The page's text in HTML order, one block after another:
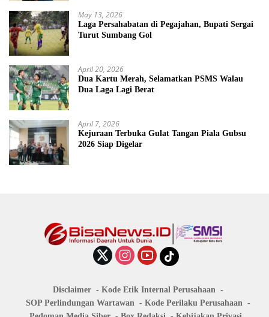
May 13, 2026
Laga Persahabatan di Pegajahan, Bupati Sergai
Turut Sumbang Gol
April 20, 2026
Dua Kartu Merah, Selamatkan PSMS Walau
Dua Laga Lagi Berat
April 7, 2026
Kejuraan Terbuka Gulat Tangan Piala Gubsu
2026 Siap Digelar
Disclaimer
Kode Etik Internal Perusahaan
SOP Perlindungan Wartawan
Kode Perilaku Perusahaan